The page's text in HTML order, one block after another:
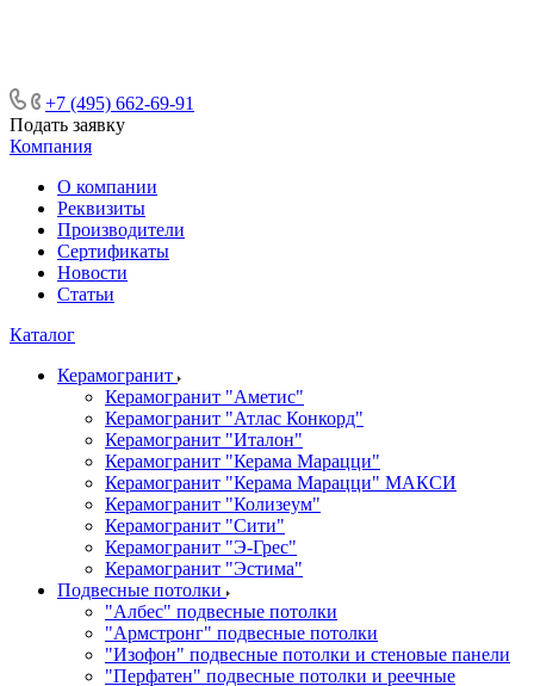
+7 (495) 662-69-91
Подать заявку
Компания
О компании
Реквизиты
Производители
Сертификаты
Новости
Статьи
Каталог
Керамогранит
Керамогранит "Аметис"
Керамогранит "Атлас Конкорд"
Керамогранит "Италон"
Керамогранит "Керама Марацци"
Керамогранит "Керама Марацци" МАКСИ
Керамогранит "Колизеум"
Керамогранит "Сити"
Керамогранит "Э-Грес"
Керамогранит "Эстима"
Подвесные потолки
"Албес" подвесные потолки
"Армстронг" подвесные потолки
"Изофон" подвесные потолки и стеновые панели
"Перфатен" подвесные потолки и реечные